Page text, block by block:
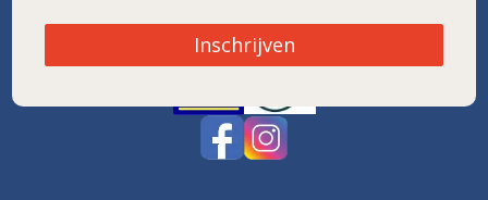
Noordwolde
Inschrijven